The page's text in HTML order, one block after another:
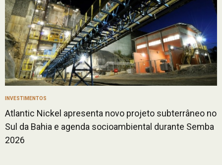
INVESTIMENTOS
Atlantic Nickel apresenta novo projeto subterrâneo no
Sul da Bahia e agenda socioambiental durante Semba
2026